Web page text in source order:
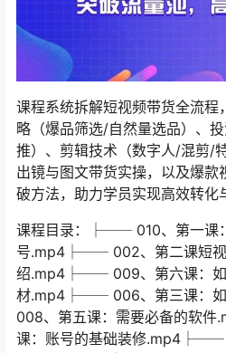
课程系统拆解短视频带货全流程
略（爆品筛选/自然量选品）、
推）、剪辑技术（数字人/混剪/
出镜与图文带货实操，以及爆款
破方法，助力学员实现高效转化
课程目录：├── 010、第一课
号.mp4├── 002、第二课短视
绍.mp4├── 009、第六课：如
材.mp4├── 006、第三课：
008、第五课：需要必备的软
课：账号的基础装修.mp4├──